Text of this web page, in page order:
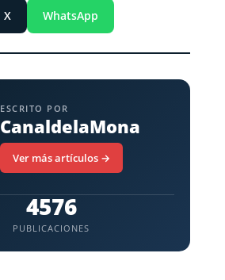
X WhatsApp
ESCRITO POR
CanaldelaMona
Ver más artículos →
4576
PUBLICACIONES